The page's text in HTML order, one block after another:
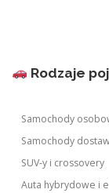
Rodzaje
Samochody
Samochody
SUV-y i crossovery
Auta hybrydowe i